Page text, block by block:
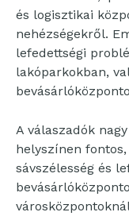
és logisztikai
nehézségekről.
lefedettségi
lakóparkokban,
A válaszadók
helyszínen
sávszélesség és